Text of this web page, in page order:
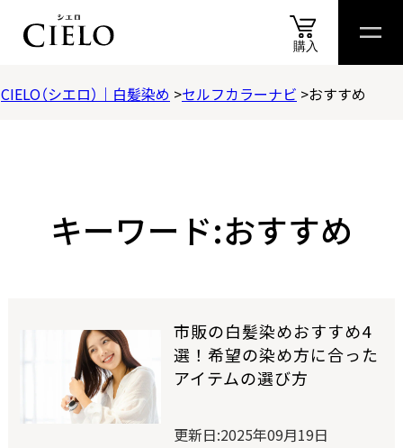
商品情報 商品比較表おすすめアイテム診断スペシャルコンテ
購入
商品情報
ヘアカラークリーム
ヘアカラーミルキー
ワンデー白髪かくし
CIELO（シエロ）｜白髪染め セルフカラーナビ おすすめ
キーワード:おすすめ
市販の白髪染めおすすめ4
選！希望の染め方に合った
アイテムの選び方
更新日:2025年09月19日